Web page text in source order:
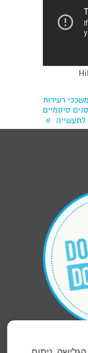
רעידות
סיסמיים
לתעשייה »